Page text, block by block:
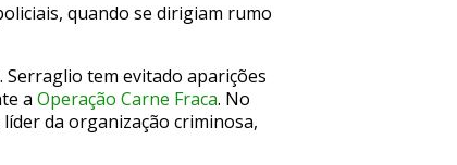
quando se dirigiam rumo
Serraglio tem evitado aparições
a Operação Carne Fraca. No
da organização criminosa,